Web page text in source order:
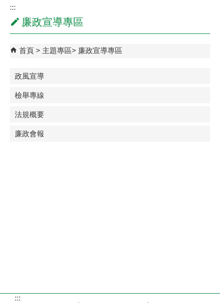
:::
廉政宣導專區
首頁 主題專區 廉政宣導專區
政風宣導
檢舉專線
法規概要
廉政會報
:::